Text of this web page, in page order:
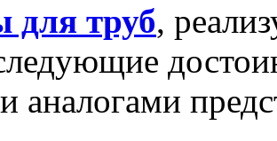
для труб,
аналогами